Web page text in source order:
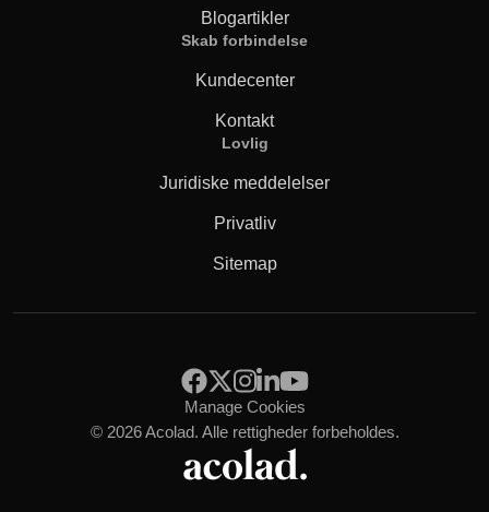
Blogartikler
Skab forbindelse
Kundecenter
Kontakt
Lovlig
Juridiske meddelelser
Privatliv
Sitemap
© 2026 Acolad. Alle rettigheder forbeholdes.
Manage Cookies